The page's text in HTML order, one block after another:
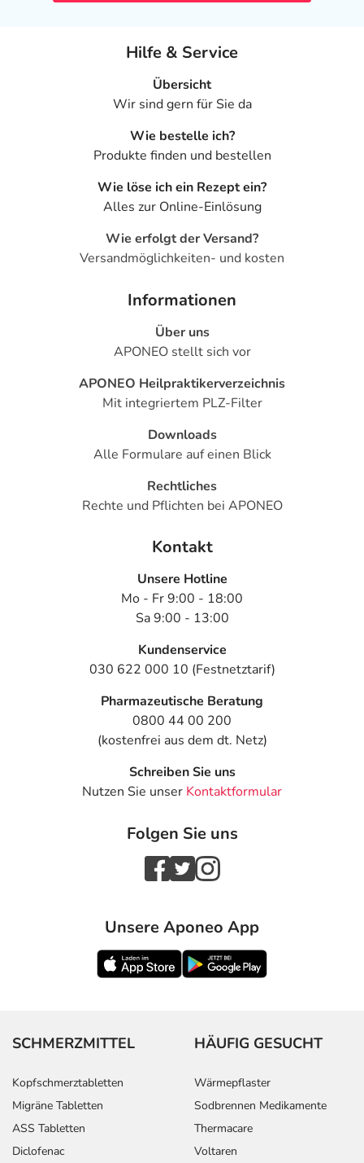
Hilfe & Service
Übersicht
Wir sind gern für Sie da
Wie bestelle ich?
Produkte finden und bestellen
Wie löse ich ein Rezept ein?
Alles zur Online-Einlösung
Wie erfolgt der Versand?
Versandmöglichkeiten- und kosten
Informationen
Über uns
APONEO stellt sich vor
APONEO Heilpraktikerverzeichnis
Mit integriertem PLZ-Filter
Downloads
Alle Formulare auf einen Blick
Rechtliches
Rechte und Pflichten bei APONEO
Kontakt
Unsere Hotline
Mo - Fr 9:00 - 18:00
Sa 9:00 - 13:00
Kundenservice
030 622 000 10 (Festnetztarif)
Pharmazeutische Beratung
0800 44 00 200
(kostenfrei aus dem dt. Netz)
Schreiben Sie uns
Nutzen Sie unser Kontaktformular
Folgen Sie uns
Unsere Aponeo App
SCHMERZMITTEL
Kopfschmerztabletten
Migräne Tabletten
ASS Tabletten
Diclofenac
HÄUFIG GESUCHT
Wärmepflaster
Sodbrennen Medikamente
Thermacare
Voltaren